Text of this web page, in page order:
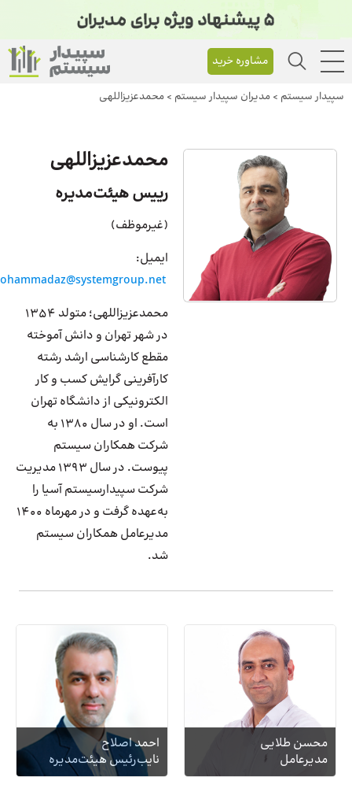
مشاوره خرید
سیستم> مدیران سپیدار سیستم> محمدعزیزاللهی
محمدعزیزاللهی
رییس هیئت‌مدیره
(غیرموظف)
ایمیل:
mohammadaz@systemgroup.net
محمدعزیزاللهی؛ متولد 1354
در شهر تهران و دانش آموخته
مقطع کارشناسی ارشد رشته
کارآفرینی گرایش کسب و کار
الکترونیکی از دانشگاه تهران
است. او در سال 1380 به
شرکت همکاران سیستم
پیوست. در سال۱۳۹۳مدیریت
شرکت سپیدارسیستم آسیا را
به‌عهده گرفت و در مهرماه 1400
مدیرعامل همکاران سیستم
شد.
محسن طلایی
مدیرعامل
احمد اصلاح
نایب‌رئیس هیئت‌‌مدیره